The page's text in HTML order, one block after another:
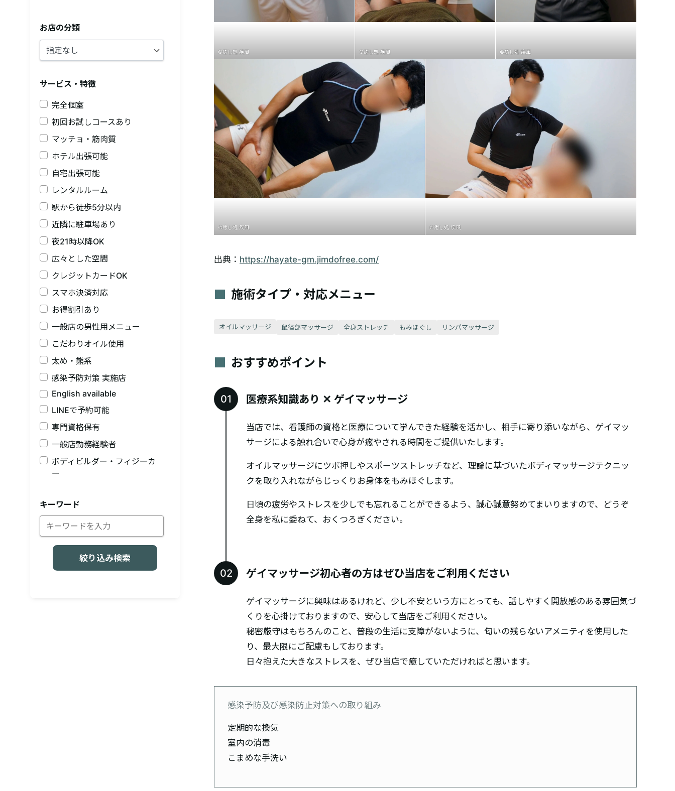
©癒し処 疾風 ©癒し処 疾風 ©癒し処 疾風
©癒し処 疾風 ©癒し処 疾風
出典： https://hayate-gm.jimdofree.com/
施術タイプ・対応メニュー
オイルマッサージ 鼠径部マッサージ 全身ストレッチ もみほぐし リンパマッサージ
おすすめポイント
医療系知識あり ✕ ゲイマッサージ
当店では、看護師の資格と医療について学んできた経験を活かし、相手に寄り添いながら、ゲイマッ
サージによる触れ合いで心身が癒やされる時間をご提供いたします。
オイルマッサージにツボ押しやスポーツストレッチなど、理論に基づいたボディマッサージテクニッ
クを取り入れながらじっくりお身体をもみほぐします。
日頃の疲労やストレスを少しでも忘れることができるよう、誠心誠意努めてまいりますので、どうぞ
全身を私に委ねて、おくつろぎください。
ゲイマッサージ初心者の方はぜひ当店をご利用ください
ゲイマッサージに興味はあるけれど、少し不安という方にとっても、話しやすく開放感のある雰囲気づ
くりを心掛けておりますので、安心して当店をご利用ください。
秘密厳守はもちろんのこと、普段の生活に支障がないように、匂いの残らないアメニティを使用した
り、最大限にご配慮もしております。
日々抱えた大きなストレスを、ぜひ当店で癒していただければと思います。
感染予防及び感染防止対策への取り組み
定期的な換気
室内の消毒
こまめな手洗い
お店の分類
サービス・特徴
完全個室
初回お試しコースあり
マッチョ・筋肉質
ホテル出張可能
自宅出張可能
レンタルルーム
駅から徒歩5分以内
近隣に駐車場あり
夜21時以降OK
広々とした空間
クレジットカードOK
スマホ決済対応
お得割引あり
一般店の男性用メニュー
こだわりオイル使用
太め・熊系
感染予防対策 実施店
English available
LINEで予約可能
専門資格保有
一般店勤務経験者
ボディビルダー・フィジーカ
ー
キーワード
絞り込み検索